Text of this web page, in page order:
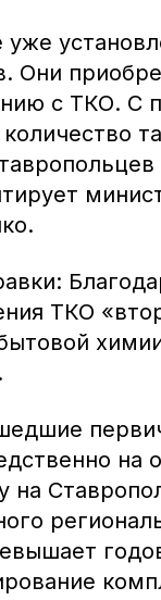
уже
Они
с ТКО. С
ТКО
на
на